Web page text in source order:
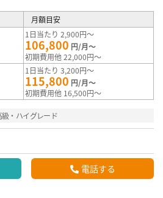
月額目安
1日当たり 2,900円～
106,800 円/月～
初期費用他 22,000円～
1日当たり 3,200円～
115,800 円/月～
初期費用他 16,500円～
級・ハイグレード
電話する